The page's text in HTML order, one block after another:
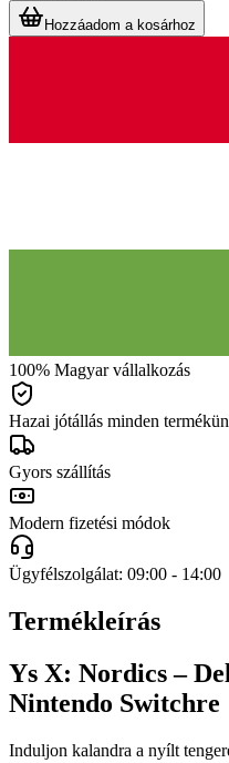
Hozzáadom a kosárhoz
100% Magyar vállalkozás
Hazai jótállás minden
Gyors szállítás
Modern fizetési módok
Ügyfélszolgálat: 09:00 - 14:00
Termékleírás
Ys X: Nordics –
Nintendo Switchre
Induljon kalandra a nyílt